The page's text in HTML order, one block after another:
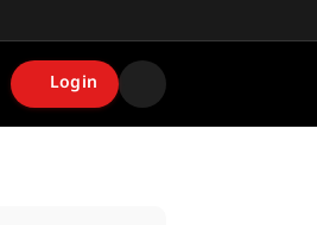
Login